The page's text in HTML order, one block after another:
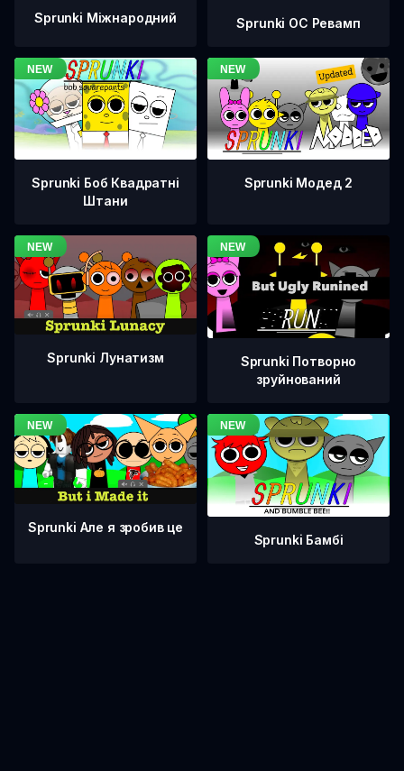
Sprunki Міжнародний Sprunki OC Ревамп
Sprunki Боб Квадратні
Штани
Sprunki Модед 2
Sprunki Лунатизм
Sprunki Потворно
зруйнований
Sprunki Але я зробив це
Sprunki Бамбі